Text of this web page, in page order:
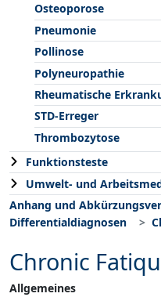
Osteoporose
Pneumonie
Pollinose
Polyneuropathie
Rheumatische
STD-Erreger
Thrombozytose
Funktionsteste
Umwelt- und
Anhang und
Differentialdiagnosen
Chronic
Allgemeines